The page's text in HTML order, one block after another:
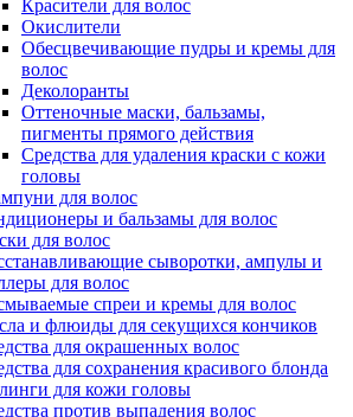
Красители для волос
Окислители
Обесцвечивающие пудры и кремы для
волос
Деколоранты
Оттеночные маски, бальзамы,
пигменты прямого действия
Средства для удаления краски с кожи
головы
для волос
и бальзамы для волос
для волос
сыворотки, ампулы и
для волос
спреи и кремы для волос
и флюиды для секущихся кончиков
для окрашенных волос
для сохранения красивого блонда
для кожи головы
против выпадения волос